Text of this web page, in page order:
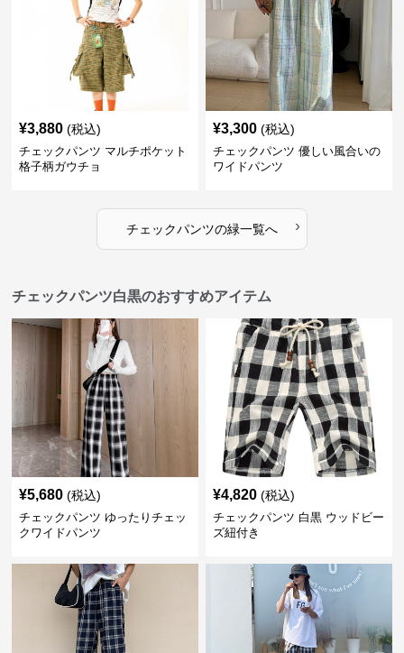
¥3,880 (税込)
チェックパンツ マルチポケット
格子柄ガウチョ
¥3,300 (税込)
チェックパンツ 優しい風合いの
ワイドパンツ
チェックパンツの緑一覧へ ›
チェックパンツ白黒のおすすめアイテム
¥5,680 (税込)
チェックパンツ ゆったりチェッ
クワイドパンツ
¥4,820 (税込)
チェックパンツ 白黒 ウッドビー
ズ紐付き